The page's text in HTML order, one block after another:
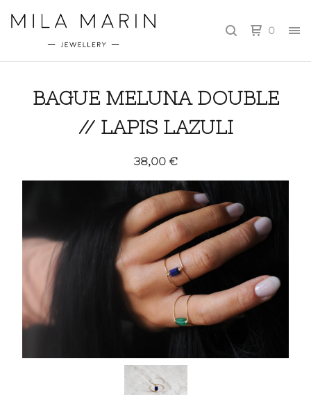
0
BAGUE MELUNA DOUBLE
// LAPIS LAZULI
38,00 €